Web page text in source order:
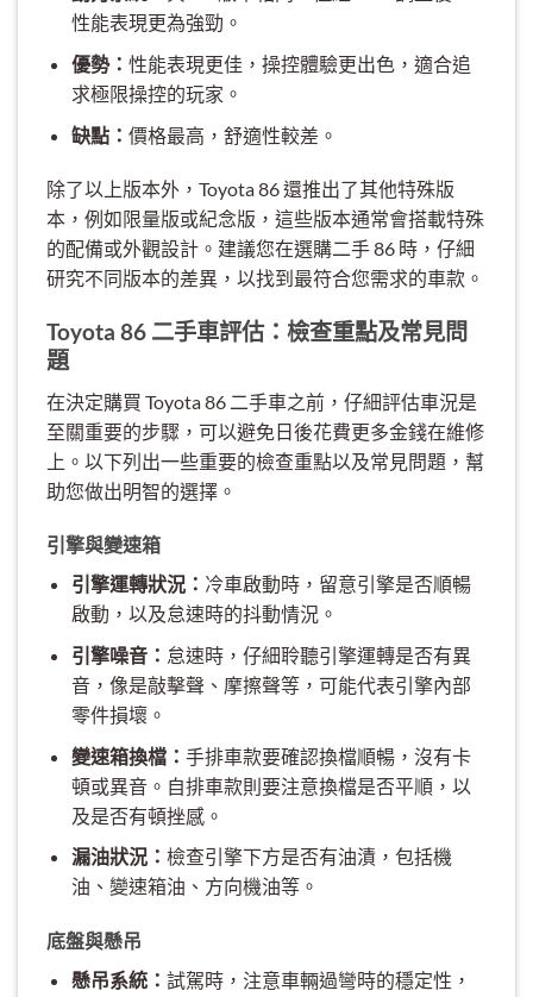
性能表現更為強勁。
優勢： 性能表現更佳，操控體驗更出色，適合追
求極限操控的玩家。
缺點： 價格最高，舒適性較差。
除了以上版本外，Toyota 86 還推出了其他特殊版
本，例如限量版或紀念版，這些版本通常會搭載特殊
的配備或外觀設計。建議您在選購二手 86 時，仔細
研究不同版本的差異，以找到最符合您需求的車款。
Toyota 86 二手車評估：檢查重點及常見問
題
在決定購買 Toyota 86 二手車之前，仔細評估車況是
至關重要的步驟，可以避免日後花費更多金錢在維修
上。以下列出一些重要的檢查重點以及常見問題，幫
助您做出明智的選擇。
引擎與變速箱
引擎運轉狀況： 冷車啟動時，留意引擎是否順暢
啟動，以及怠速時的抖動情況。
引擎噪音： 怠速時，仔細聆聽引擎運轉是否有異
音，像是敲擊聲、摩擦聲等，可能代表引擎內部
零件損壞。
變速箱換檔： 手排車款要確認換檔順暢，沒有卡
頓或異音。自排車款則要注意換檔是否平順，以
及是否有頓挫感。
漏油狀況： 檢查引擎下方是否有油漬，包括機
油、變速箱油、方向機油等。
底盤與懸吊
懸吊系統： 試駕時，注意車輛過彎時的穩定性，